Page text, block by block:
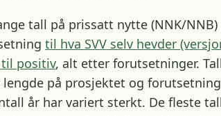
tall på prissatt nytte (NNK/
til hva SVV selv hevder
positiv, alt etter forutsetninger.
på prosjektet og
år har variert sterkt. De fleste